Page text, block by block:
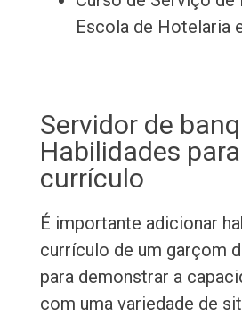
Escola de Hotelaria
Servidor de
Habilidades
currículo
É importante adicionar
currículo de um garçom
para demonstrar a
com uma variedade de